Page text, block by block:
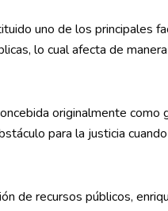
uno de los principales
lo cual afecta de
originalmente
para la justicia
de recursos públicos,